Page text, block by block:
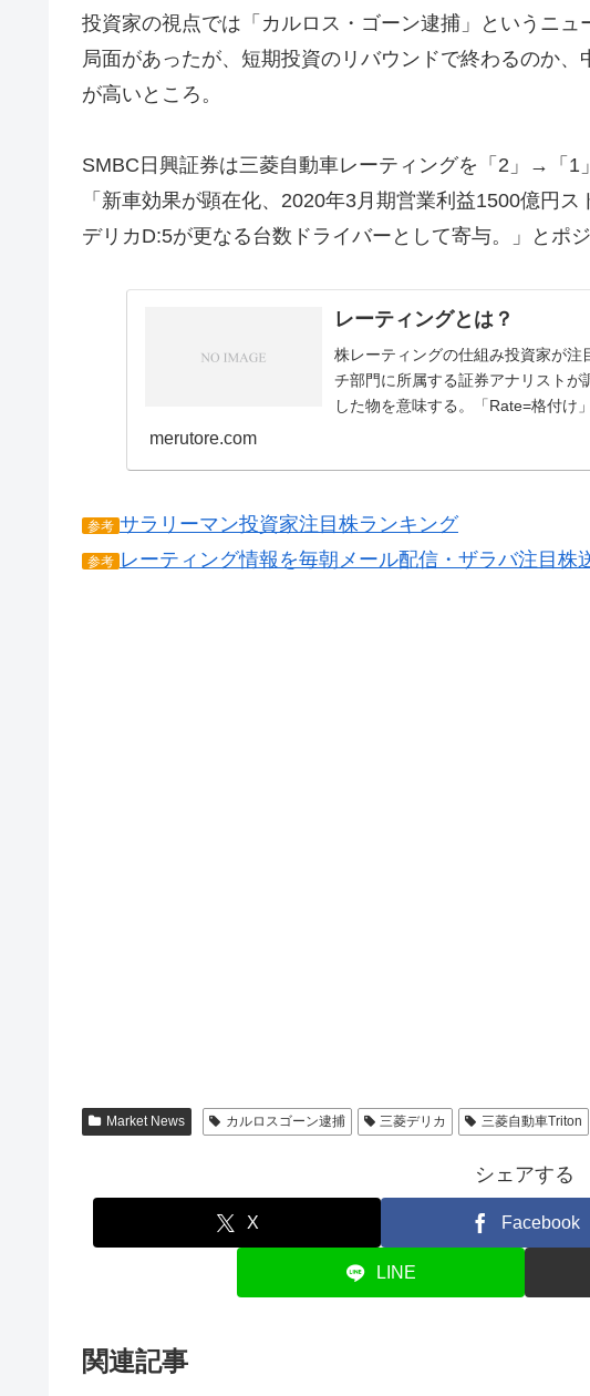
投資家の視点では「カルロス・ゴーン逮捕」というニ
局面があったが、短期投資のリバウンドで終わるのか
が高いところ。
SMBC日興証券は三菱自動車レーティングを「2」→「1
「新車効果が顕在化、2020年3月期営業利益1500億円
デリカD:5が更なる台数ドライバーとして寄与。」とポ
レーティングとは？
株レーティングの仕組み投資家が
チ部門に所属する証券アナリスト
した物を意味する。「Rate=格付け
merutore.com
参考 サラリーマン投資家注目株ランキング
参考 レーティング情報を毎朝メール配信・ザラバ注目株
Market News カルロスゴーン逮捕 三菱デリカ 三菱自動車Triton
シェアする
X Facebook
LINE
関連記事